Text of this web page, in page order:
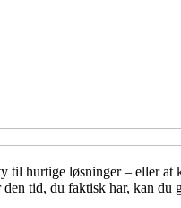
til hurtige løsninger – eller at
tid, du faktisk har, kan du